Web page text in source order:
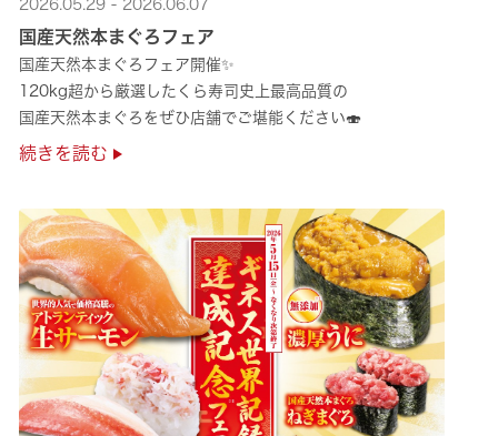
2026.05.29 - 2026.06.07
国産天然本まぐろフェア
国産天然本まぐろフェア開催✨
120kg超から厳選したくら寿司史上最高品質の
国産天然本まぐろをぜひ店舗でご堪能ください🍣
続きを読む